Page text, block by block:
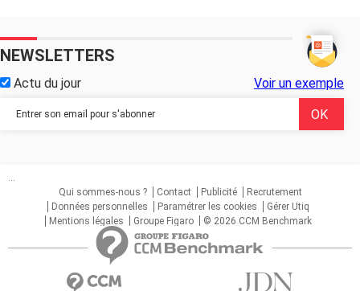
NEWSLETTERS
Actu du jour Voir un exemple
...
Qui sommes-nous ?
Contact Publicité
Recrutement
Données personnelles
Paramétrer les cookies
Gérer Utiq
Mentions légales
Groupe Figaro © 2026 CCM Benchmark